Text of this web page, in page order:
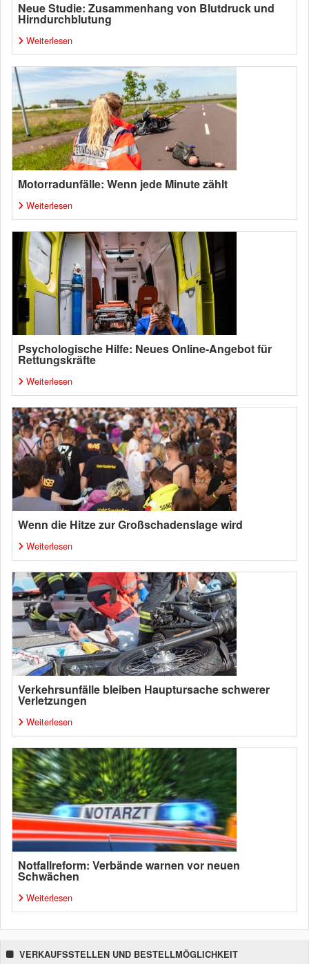
Neue Studie: Zusammenhang von Blutdruck und
Hirndurchblutung
Weiterlesen
Motorradunfälle: Wenn jede Minute zählt
Weiterlesen
Psychologische Hilfe: Neues Online-Angebot für
Rettungskräfte
Weiterlesen
Wenn die Hitze zur Großschadenslage wird
Weiterlesen
Verkehrsunfälle bleiben Hauptursache schwerer
Verletzungen
Weiterlesen
Notfallreform: Verbände warnen vor neuen
Schwächen
Weiterlesen
VERKAUFSSTELLEN UND BESTELLMÖGLICHKEIT